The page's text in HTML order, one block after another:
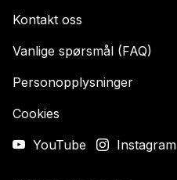
Kontakt oss
Vanlige spørsmål (FAQ)
Personopplysninger
Cookies
YouTube
Instagram